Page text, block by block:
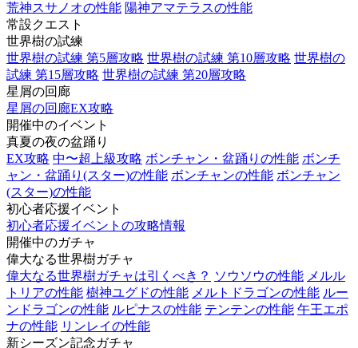
荒神スサノオの性能 陽神アマテラスの性能
常設クエスト
世界樹の試練
世界樹の試練 第5層攻略 世界樹の試練 第10層攻略 世界樹の
試練 第15層攻略 世界樹の試練 第20層攻略
星屑の回廊
星屑の回廊EX攻略
開催中のイベント
真夏の夜の盆踊り
EX攻略 中〜超上級攻略 ボンチャン・盆踊りの性能 ボンチ
ャン・盆踊り(スター)の性能 ボンチャンの性能 ボンチャン
(スター)の性能
初心者応援イベント
初心者応援イベントの攻略情報
開催中のガチャ
偉大なる世界樹ガチャ
偉大なる世界樹ガチャは引くべき？ ソウソウの性能 メルル
トリアの性能 樹神ユグドの性能 メルトドラゴンの性能 ルー
ンドラゴンの性能 ルピナスの性能 テンテンの性能 午王エポ
ナの性能 リンレイの性能
新シーズン記念ガチャ